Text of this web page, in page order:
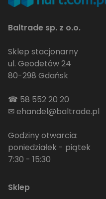
Baltrade sp. z o.o.
Sklep stacjonarny
ul. Geodetów 24
80-298 Gdańsk
☎ 58 552 20 20
✉ehandel@baltrade.pl
Godziny otwarcia:
poniedziałek - piątek
7:30 - 15:30
Sklep